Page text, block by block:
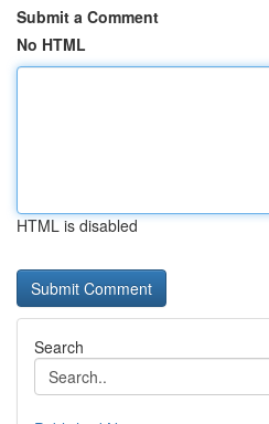
Submit a Comment
No HTML
HTML is disabled
Search